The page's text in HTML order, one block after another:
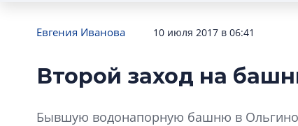
Евгения Иванова 10 июля 2017 в 06:41
Второй заход на
Бывшую водонапорную башню в Ольгино